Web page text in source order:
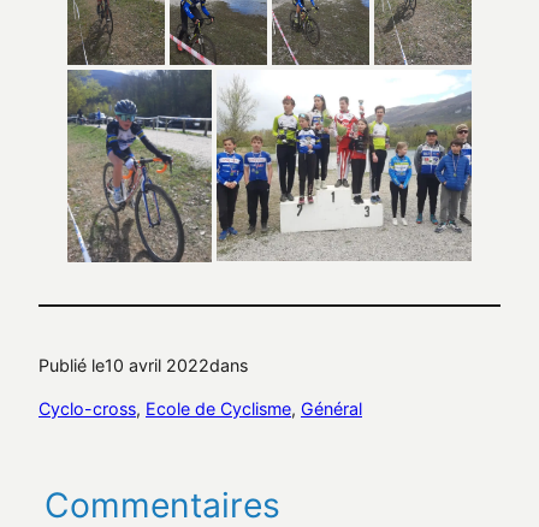
Publié le10 avril 2022dans
Cyclo-cross, Ecole de Cyclisme, Général
Commentaires